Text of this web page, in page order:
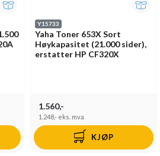
Y15733
Yaha Toner 653X Sort
Høykapasitet (21.000 sider),
erstatter HP CF320X
1.560,-
1.248,- eks. mva
KJØP